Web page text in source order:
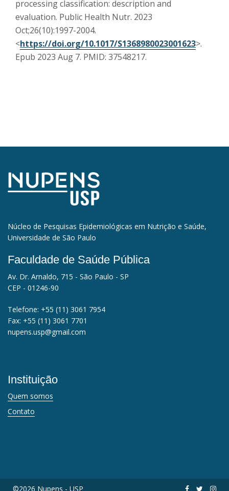
processing classification: description and
evaluation. Public Health Nutr. 2023
Oct;26(10):1997-2004.
<https://doi.org/10.1017/S1368980023001623>.
Epub 2023 Aug 7. PMID: 37548217.
Núcleo de Pesquisas Epidemiológicas em Nutrição e Saúde,
Universidade de São Paulo
Faculdade de Saúde Pública
Av. Dr. Arnaldo, 715 - São Paulo - SP
CEP - 01246-90
Telefone: +55 (11) 3061 7954
Fax: +55 (11) 3061 7701
nupens.usp@gmail.com
Instituição
Quem somos
Contato
©2026 Nupens - USP